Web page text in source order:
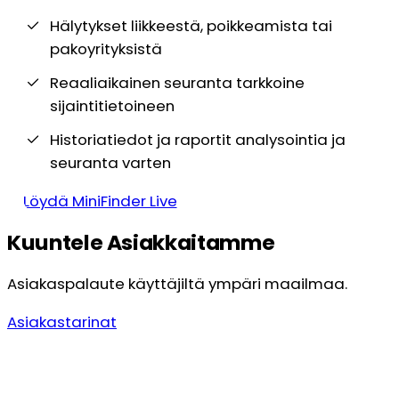
Hälytykset liikkeestä, poikkeamista tai
pakoyrityksistä
Reaaliaikainen seuranta tarkkoine
sijaintitietoineen
Historiatiedot ja raportit analysointia ja
seuranta varten
Löydä MiniFinder Live
Kuuntele Asiakkaitamme
Asiakaspalaute käyttäjiltä ympäri maailmaa.
Asiakastarinat